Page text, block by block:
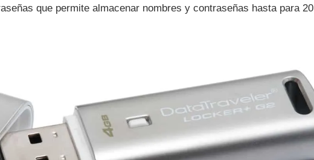
que permite almacenar nombres y contraseñas hasta para 20